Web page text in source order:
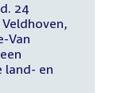
24
Van
land- en